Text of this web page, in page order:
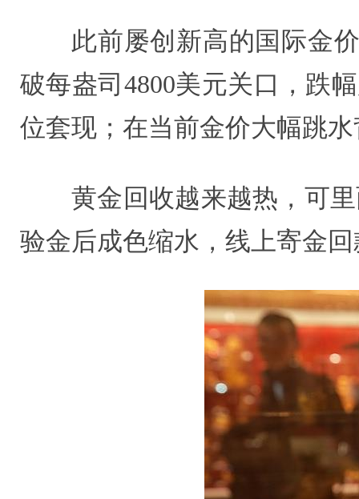
此前屡创新高的国际金
破每盎司4800美元关口，跌
位套现；在当前金价大幅跳
黄金回收越来越热，可
验金后成色缩水，线上寄金